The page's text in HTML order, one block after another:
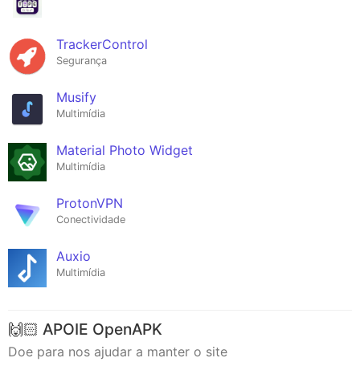
TrackerControl
Segurança
Musify
Multimídia
Material Photo Widget
Multimídia
ProtonVPN
Conectividade
Auxio
Multimídia
🙌🏻 APOIE OpenAPK
Doe para nos ajudar a manter o site